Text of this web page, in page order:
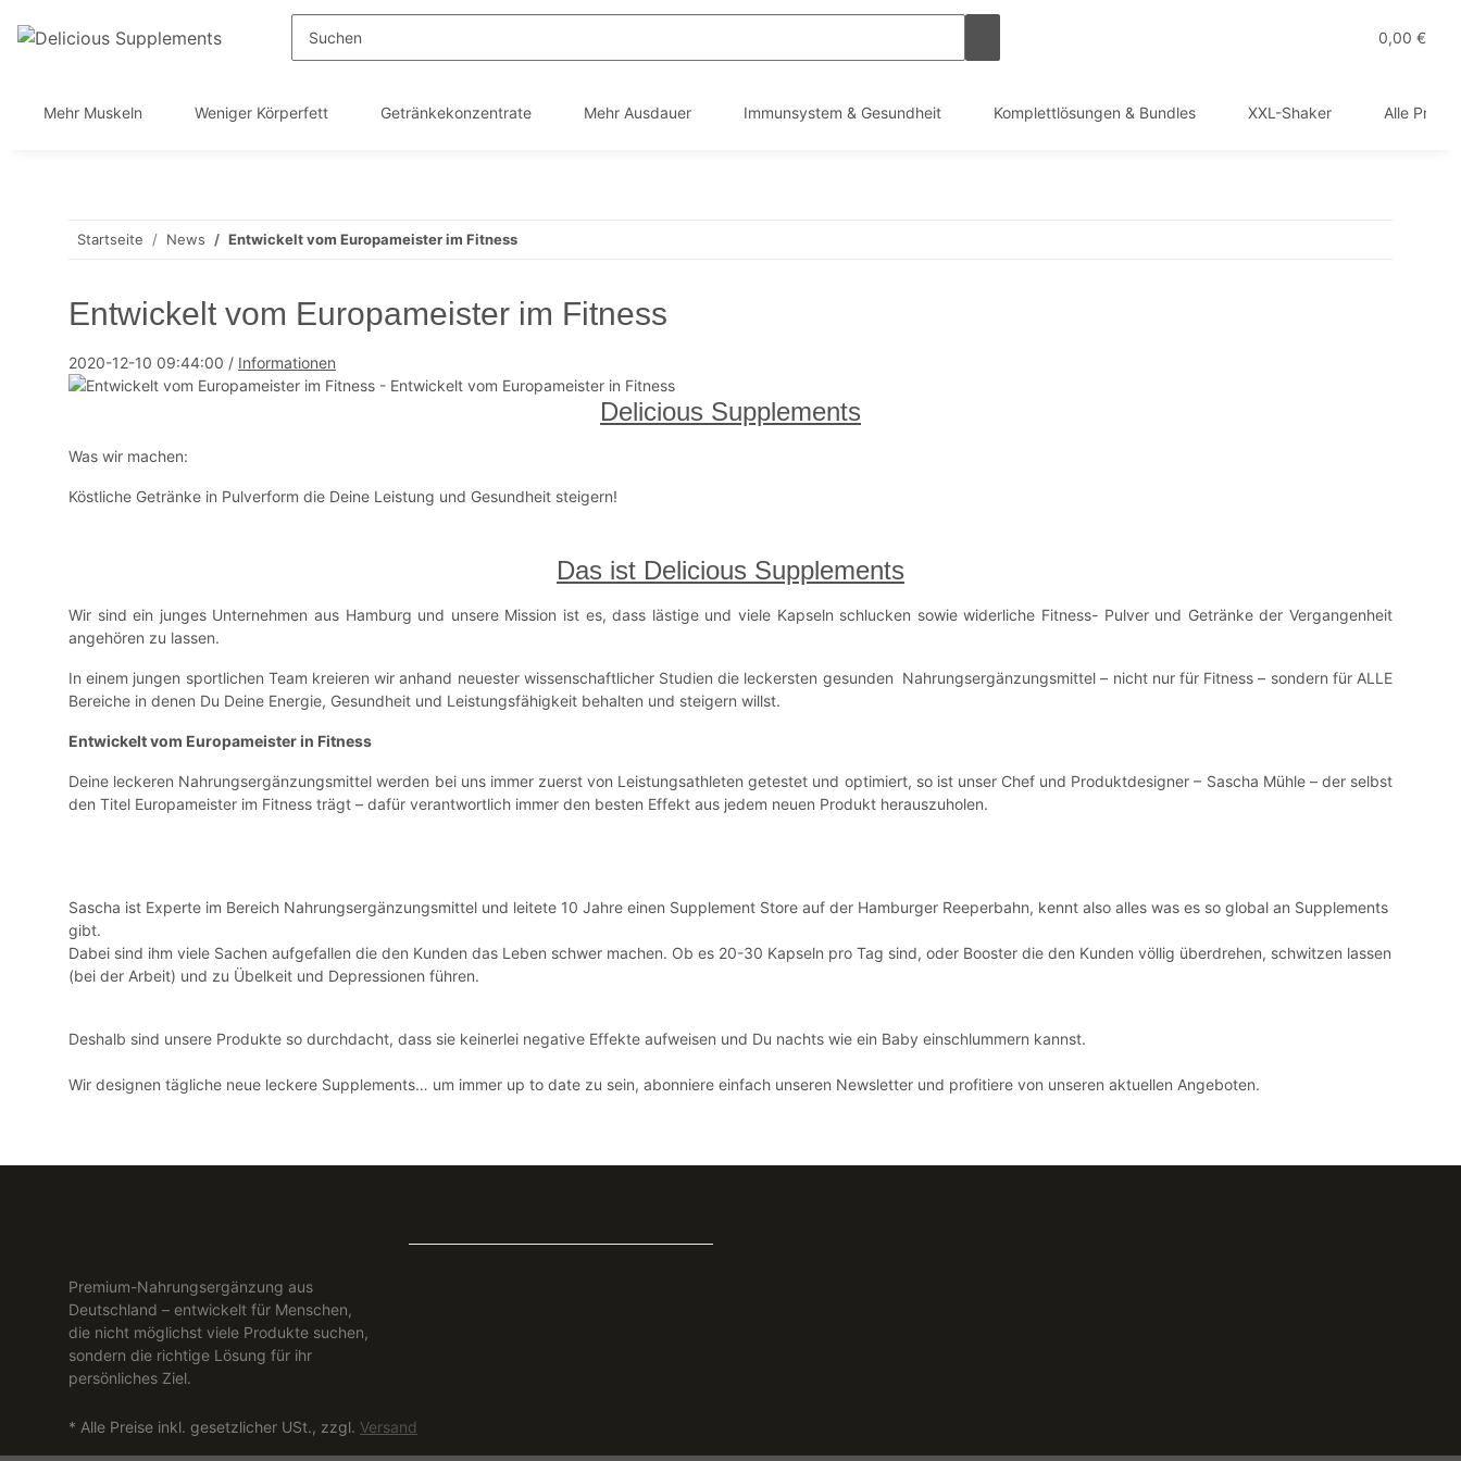
0,00 €
Mehr Muskeln Weniger Körperfett Getränkekonzentrate Mehr Ausdauer Immunsystem & Gesundheit Komplettlösungen & Bundles XXL-Shaker Alle
Startseite News Entwickelt vom Europameister im Fitness
Entwickelt vom Europameister im Fitness
2020-12-10 09:44:00 / Informationen
Delicious Supplements
Was wir machen:
Köstliche Getränke in Pulverform die Deine Leistung und Gesundheit steigern!
Das ist Delicious Supplements
Wir sind ein junges Unternehmen aus Hamburg und unsere Mission ist es, dass lästige und viele Kapseln schlucken sowie widerliche Fitness- Pulver und Getränke der Vergangenheit
angehören zu lassen.
In einem jungen sportlichen Team kreieren wir anhand neuester wissenschaftlicher Studien die leckersten gesunden Nahrungsergänzungsmittel – nicht nur für Fitness – sondern für ALLE
Bereiche in denen Du Deine Energie, Gesundheit und Leistungsfähigkeit behalten und steigern willst.
Entwickelt vom Europameister in Fitness
Deine leckeren Nahrungsergänzungsmittel werden bei uns immer zuerst von Leistungsathleten getestet und optimiert, so ist unser Chef und Produktdesigner – Sascha Mühle – der selbst
den Titel Europameister im Fitness trägt – dafür verantwortlich immer den besten Effekt aus jedem neuen Produkt herauszuholen.
Sascha ist Experte im Bereich Nahrungsergänzungsmittel und leitete 10 Jahre einen Supplement Store auf der Hamburger Reeperbahn, kennt also alles was es so global an Supplements
gibt.
Dabei sind ihm viele Sachen aufgefallen die den Kunden das Leben schwer machen. Ob es 20-30 Kapseln pro Tag sind, oder Booster die den Kunden völlig überdrehen, schwitzen lassen
(bei der Arbeit) und zu Übelkeit und Depressionen führen.
Deshalb sind unsere Produkte so durchdacht, dass sie keinerlei negative Effekte aufweisen und Du nachts wie ein Baby einschlummern kannst.
Wir designen tägliche neue leckere Supplements… um immer up to date zu sein, abonniere einfach unseren Newsletter und profitiere von unseren aktuellen Angeboten.
Premium-Nahrungsergänzung aus
Deutschland – entwickelt für Menschen,
die nicht möglichst viele Produkte suchen,
sondern die richtige Lösung für ihr
persönliches Ziel.
* Alle Preise inkl. gesetzlicher USt., zzgl. Versand